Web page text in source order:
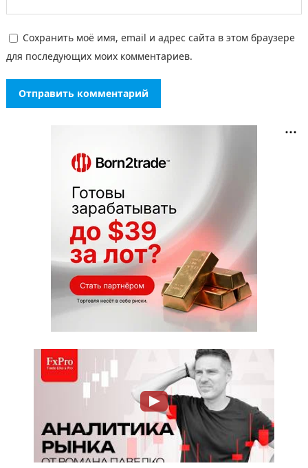
Сохранить моё имя, email и адрес сайта в этом браузере
для последующих моих комментариев.